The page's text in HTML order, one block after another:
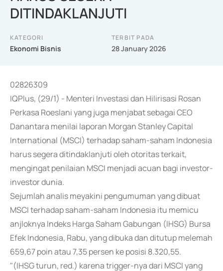
DITINDAKLANJUTI
KATEGORI
Ekonomi Bisnis
TERBIT PADA
28 January 2026
02826309
IQPlus, (29/1) - Menteri Investasi dan Hilirisasi Rosan
Perkasa Roeslani yang juga menjabat sebagai CEO
Danantara menilai laporan Morgan Stanley Capital
International (MSCI) terhadap saham-saham Indonesia
harus segera ditindaklanjuti oleh otoritas terkait,
mengingat penilaian MSCI menjadi acuan bagi investor-
investor dunia.
Sejumlah analis meyakini pengumuman yang dibuat
MSCI terhadap saham-saham Indonesia itu memicu
anjloknya Indeks Harga Saham Gabungan (IHSG) Bursa
Efek Indonesia, Rabu, yang dibuka dan ditutup melemah
659,67 poin atau 7,35 persen ke posisi 8.320,55.
"(IHSG turun, red.) karena trigger-nya dari MSCI yang